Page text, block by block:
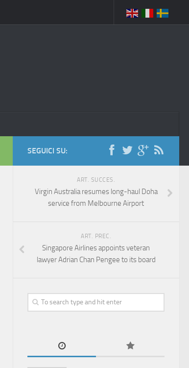
SEGUICI SU:
ART. SUCCES.
Virgin Australia resumes long-haul Doha
service from Melbourne Airport
ART. PREC.
Singapore Airlines appoints veteran
lawyer Adrian Chan Pengee to its board